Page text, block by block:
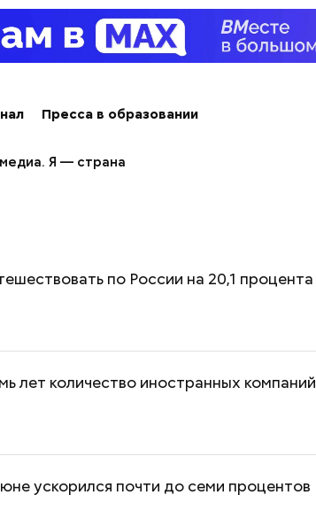
Пресса в образовании
Я — страна
по России на 20,1 процента
лет количество иностранных компаний
ускорился почти до семи процентов